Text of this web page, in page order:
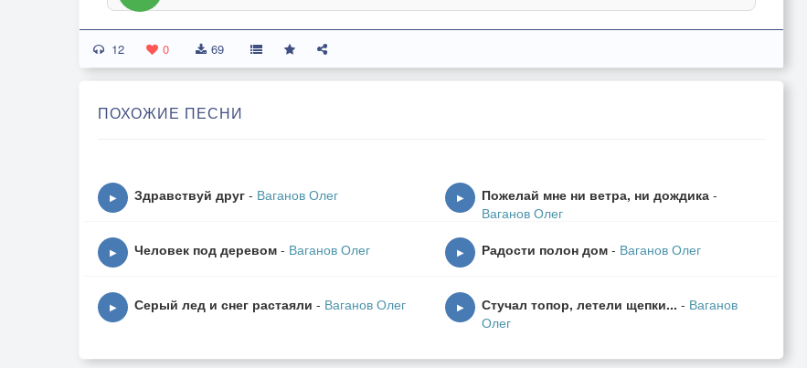
12 0 69
ПОХОЖИЕ ПЕСНИ
▶ Здравствуй друг - Ваганов Олег ▶ Пожелай мне ни ветра, ни дождика -
Ваганов Олег
▶ Человек под деревом - Ваганов Олег ▶ Радости полон дом - Ваганов Олег
▶ Серый лед и снег растаяли - Ваганов Олег ▶ Стучал топор, летели щепки... - Ваганов
Олег